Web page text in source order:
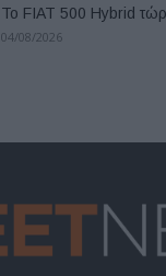
Το FIAT 500 Hybrid
04/08/2026